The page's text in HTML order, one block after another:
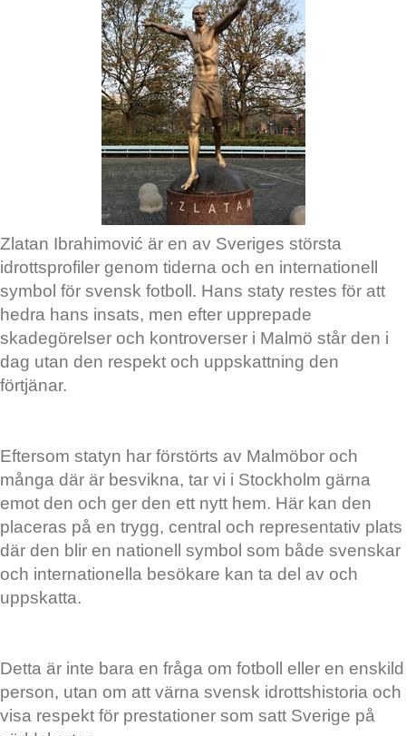
Zlatan Ibrahimović är en av Sveriges största
idrottsprofiler genom tiderna och en internationell
symbol för svensk fotboll. Hans staty restes för att
hedra hans insats, men efter upprepade
skadegörelser och kontroverser i Malmö står den i
dag utan den respekt och uppskattning den
förtjänar.
Eftersom statyn har förstörts av Malmöbor och
många där är besvikna, tar vi i Stockholm gärna
emot den och ger den ett nytt hem. Här kan den
placeras på en trygg, central och representativ plats
där den blir en nationell symbol som både svenskar
och internationella besökare kan ta del av och
uppskatta.
Detta är inte bara en fråga om fotboll eller en enskild
person, utan om att värna svensk idrottshistoria och
visa respekt för prestationer som satt Sverige på